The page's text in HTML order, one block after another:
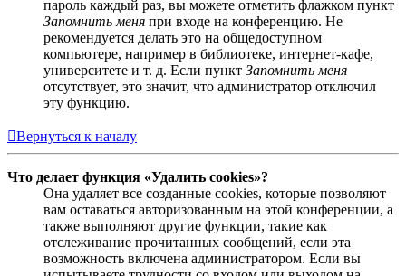
пароль каждый раз, вы можете отметить флажком пункт
Запомнить меня при входе на конференцию. Не
рекомендуется делать это на общедоступном
компьютере, например в библиотеке, интернет-кафе,
университете и т. д. Если пункт Запомнить меня
отсутствует, это значит, что администратор отключил
эту функцию.
Вернуться к началу
Что делает функция «Удалить cookies»?
Она удаляет все созданные cookies, которые позволяют
вам оставаться авторизованным на этой конференции, а
также выполняют другие функции, такие как
отслеживание прочитанных сообщений, если эта
возможность включена администратором. Если вы